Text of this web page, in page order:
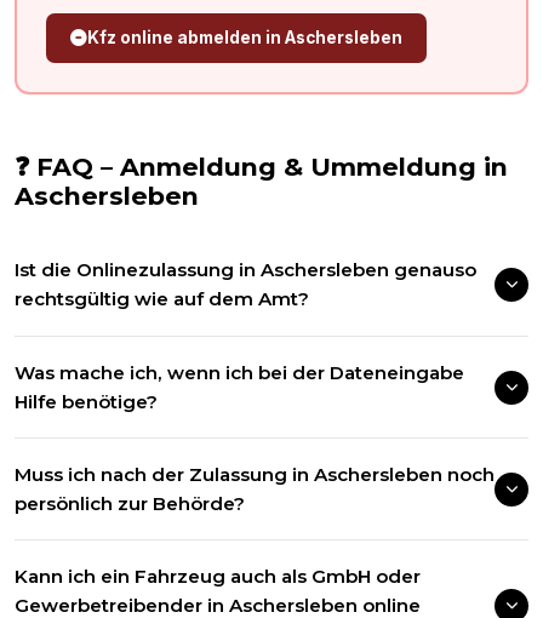
Kfz online abmelden in Aschersleben
❓ FAQ – Anmeldung & Ummeldung in
Aschersleben
Ist die Onlinezulassung in Aschersleben genauso
rechtsgültig wie auf dem Amt?
Was mache ich, wenn ich bei der Dateneingabe
Hilfe benötige?
Muss ich nach der Zulassung in Aschersleben noch
persönlich zur Behörde?
Kann ich ein Fahrzeug auch als GmbH oder
Gewerbetreibender in Aschersleben online